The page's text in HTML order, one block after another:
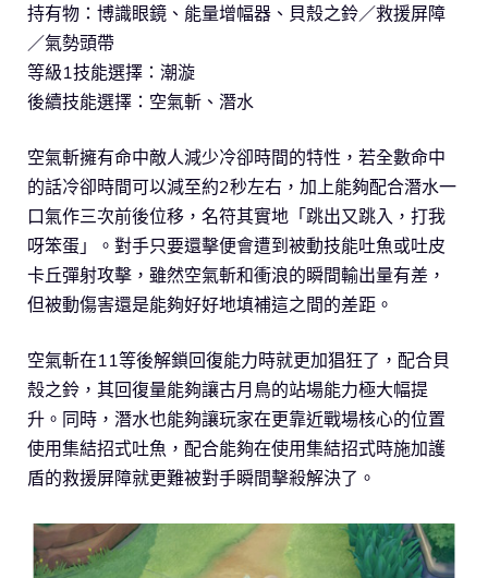
持有物：博識眼鏡、能量增幅器、貝殼之鈴／救援屏障
／氣勢頭帶
等級1技能選擇：潮漩
後續技能選擇：空氣斬、潛水
空氣斬擁有命中敵人減少冷卻時間的特性，若全數命中
的話冷卻時間可以減至約2秒左右，加上能夠配合潛水一
口氣作三次前後位移，名符其實地「跳出又跳入，打我
呀笨蛋」。對手只要還擊便會遭到被動技能吐魚或吐皮
卡丘彈射攻擊，雖然空氣斬和衝浪的瞬間輸出量有差，
但被動傷害還是能夠好好地填補這之間的差距。
空氣斬在11等後解鎖回復能力時就更加猖狂了，配合貝
殼之鈴，其回復量能夠讓古月鳥的站場能力極大幅提
升。同時，潛水也能夠讓玩家在更靠近戰場核心的位置
使用集結招式吐魚，配合能夠在使用集結招式時施加護
盾的救援屏障就更難被對手瞬間擊殺解決了。